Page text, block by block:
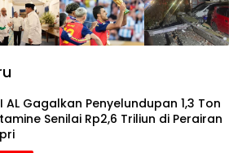
AL Gagalkan Penyelundupan 1,3 Ton
Senilai Rp2,6 Triliun di Perairan